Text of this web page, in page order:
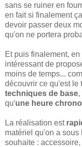
sans se ruiner en
en fait si finalement
devoir passer deux
qu'on ne portera
Et puis finalement,
intéressant de
moins de temps...
découvrir ce qu'est le
techniques de base,
qu'une heure
La réalisation est
matériel qu'on a
souhaite :